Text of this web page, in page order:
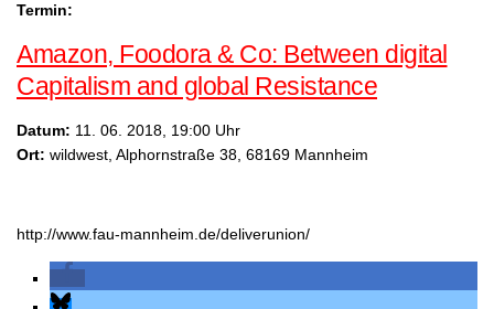
Termin:
Amazon, Foodora & Co: Between digital
Capitalism and global Resistance
Datum: 11. 06. 2018, 19:00 Uhr
Ort: wildwest, Alphornstraße 38, 68169 Mannheim
http://www.fau-mannheim.de/deliverunion/